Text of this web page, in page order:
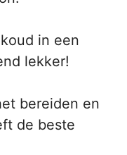
in een
lekker!
bereiden en
de beste